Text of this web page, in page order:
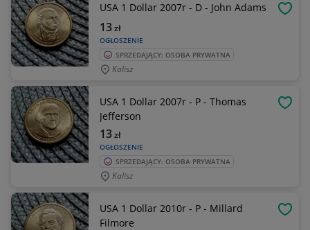
USA 1 Dollar 2007r - D - John Adams
OGŁOSZENIE
13zł
SPRZEDAJĄCY: OSOBA PRYWATNA
Kalisz
USA 1 Dollar 2007r - P - Thomas
Jefferson
OGŁOSZENIE
13zł
SPRZEDAJĄCY: OSOBA PRYWATNA
Kalisz
USA 1 Dollar 2010r - P - Millard
Filmore